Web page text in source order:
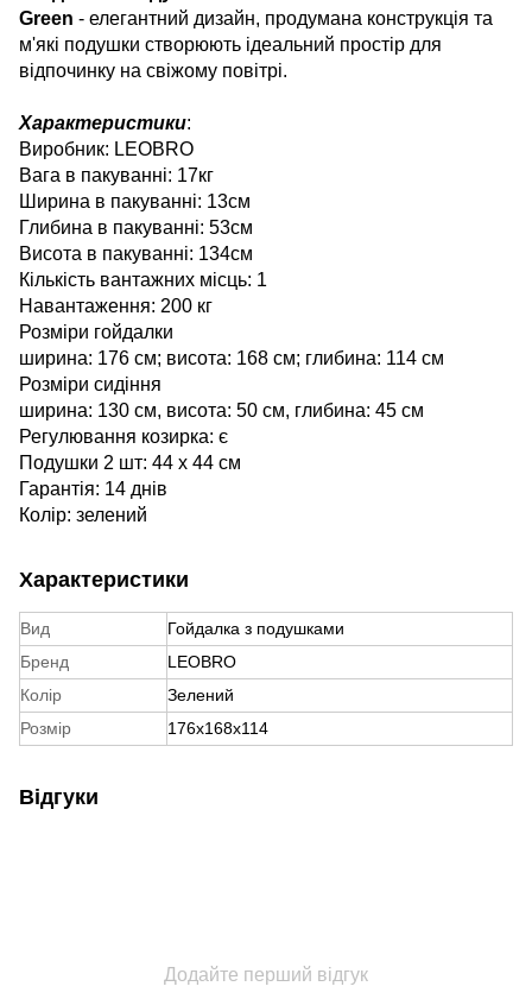
Green - елегантний дизайн, продумана конструкція та
м'які подушки створюють ідеальний простір для
відпочинку на свіжому повітрі.
Характеристики:
Виробник: LEOBRO
Вага в пакуванні: 17кг
Ширина в пакуванні: 13см
Глибина в пакуванні: 53см
Висота в пакуванні: 134см
Кількість вантажних місць: 1
Навантаження: 200 кг
Розміри гойдалки
ширина: 176 см; висота: 168 см; глибина: 114 см
Розміри сидіння
ширина: 130 см, висота: 50 см, глибина: 45 см
Регулювання козирка: є
Подушки 2 шт: 44 х 44 см
Гарантія: 14 днів
Колір: зелений
Характеристики
Вид
Гойдалка з подушками
Бренд
LEOBRO
Колір
Зелений
Розмір
176х168х114
Відгуки
Додайте перший відгук